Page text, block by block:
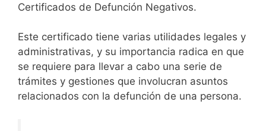
Certificados de Defunción Negativos.
Este certificado tiene varias utilidades legales y
administrativas, y su importancia radica en que
se requiere para llevar a cabo una serie de
trámites y gestiones que involucran asuntos
relacionados con la defunción de una persona.